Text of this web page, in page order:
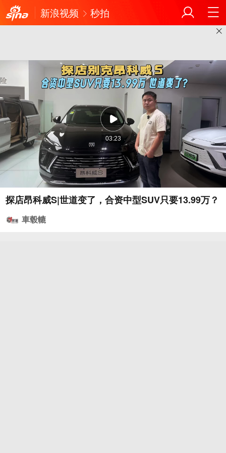
新浪视频 秒拍
03:23
探店昂科威S|世道变了，合资中型SUV只要13.99万？
車毂轆